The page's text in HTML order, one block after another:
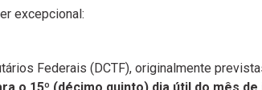
excepcional:
Federais (DCTF), originalmente